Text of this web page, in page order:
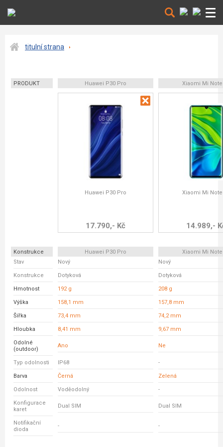
titulní strana
PRODUKT Huawei P30 Pro Xiaomi Mi Note
Huawei P30 Pro
17.790,- Kč
Xiaomi Mi Note
14.989,-
Konstrukce Huawei P30 Pro
Xiaomi Mi Note
Stav
Nový Nový
Konstrukce Dotyková Dotyková
Hmotnost 192 g 208 g
Výška 158,1 mm 157,8 mm
Šířka 73,4 mm 74,2 mm
Hloubka 8,41 mm 9,67 mm
Odolné
(outdoor)
Ano Ne
Typ odolnosti IP68 -
Barva Černá Zelená
Odolnost Voděodolný -
Konfigurace
karet
Dual SIM Dual SIM
Notifikační
dioda
- -